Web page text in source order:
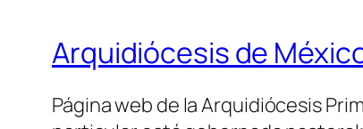
Arquidiócesis de
Página web de la Arquidiócesis